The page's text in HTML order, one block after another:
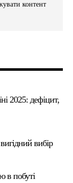
контент
2025: дефіцит,
вибір
в побуті